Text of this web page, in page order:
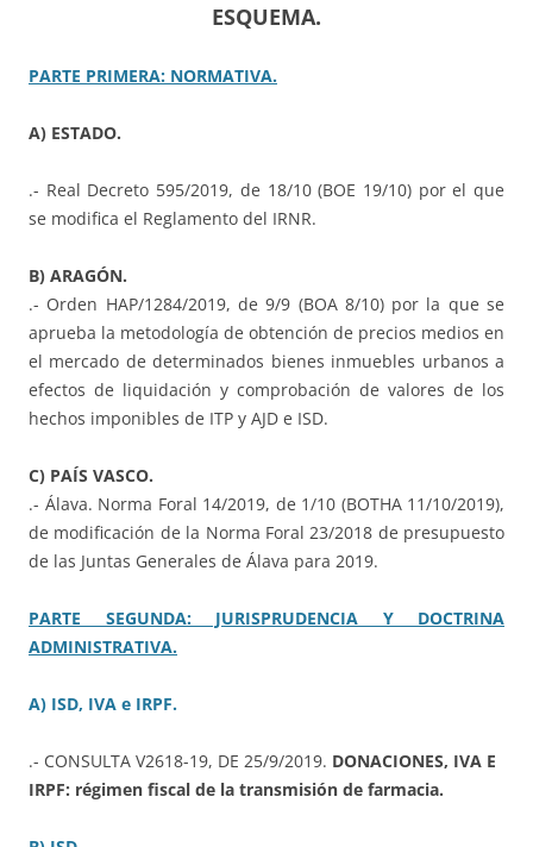
ESQUEMA.
PARTE PRIMERA: NORMATIVA.
A) ESTADO.
.- Real Decreto 595/2019, de 18/10 (BOE 19/10) por el que
se modifica el Reglamento del IRNR.
B) ARAGÓN.
.- Orden HAP/1284/2019, de 9/9 (BOA 8/10) por la que se
aprueba la metodología de obtención de precios medios en
el mercado de determinados bienes inmuebles urbanos a
efectos de liquidación y comprobación de valores de los
hechos imponibles de ITP y AJD e ISD.
C) PAÍS VASCO.
.- Álava. Norma Foral 14/2019, de 1/10 (BOTHA 11/10/2019),
de modificación de la Norma Foral 23/2018 de presupuesto
de las Juntas Generales de Álava para 2019.
PARTE SEGUNDA: JURISPRUDENCIA Y DOCTRINA
ADMINISTRATIVA.
A) ISD, IVA e IRPF.
.- CONSULTA V2618-19, DE 25/9/2019. DONACIONES, IVA E
IRPF: régimen fiscal de la transmisión de farmacia.